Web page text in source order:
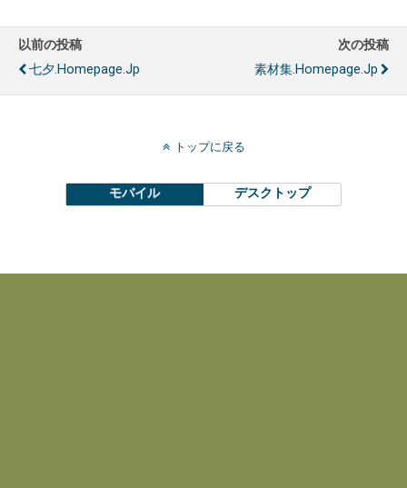
以前の投稿
七夕.homepage.jp
次の投稿
素材集.homepage.jp
トップに戻る
モバイル デスクトップ